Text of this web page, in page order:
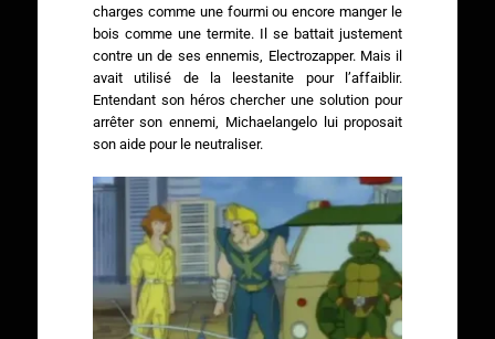
charges comme une fourmi ou encore manger le
bois comme une termite. Il se battait justement
contre un de ses ennemis, Electrozapper. Mais il
avait utilisé de la leestanite pour l’affaiblir.
Entendant son héros chercher une solution pour
arrêter son ennemi, Michaelangelo lui proposait
son aide pour le neutraliser.